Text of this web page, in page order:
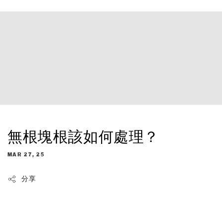
無根塊根該如何處理？
MAR 27, 25
分享